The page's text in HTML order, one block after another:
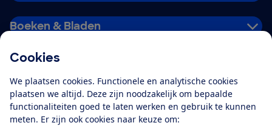
Cookies
We plaatsen cookies. Functionele en analytische cookies
plaatsen we altijd. Deze zijn noodzakelijk om bepaalde
functionaliteiten goed te laten werken en gebruik te kunnen
meten. Er zijn ook cookies naar keuze om:
Boeken & Bladen
Alles over de